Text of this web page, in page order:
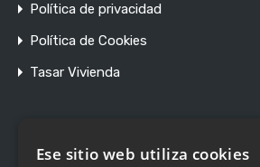
Política de privacidad
Política de Cookies
Tasar Vivienda
Registro de Agentes de
la Comunidad Valenciana RAICV 1897
Ese sitio web utiliza cookies